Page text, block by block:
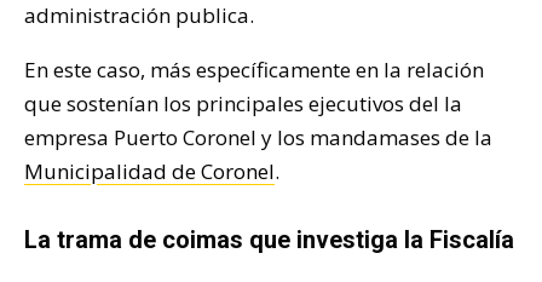
administración publica.
En este caso, más específicamente en la relación
que sostenían los principales ejecutivos del la
empresa Puerto Coronel y los mandamases de la
Municipalidad de Coronel.
La trama de coimas que investiga la Fiscalía